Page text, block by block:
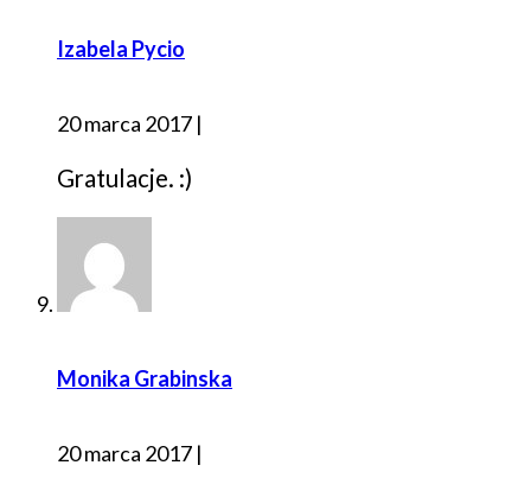
Izabela Pycio
20 marca 2017 |
Gratulacje. :)
Monika Grabinska
20 marca 2017 |